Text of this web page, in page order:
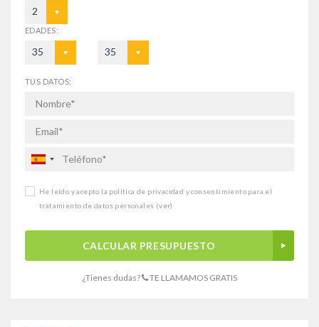
2
EDADES:
35 35
TUS DATOS:
He leído y acepto la política de privacidad y consentimiento para el
tratamiento de datos personales (ver)
CALCULAR PRESUPUESTO
¿Tienes dudas? TE LLAMAMOS GRATIS